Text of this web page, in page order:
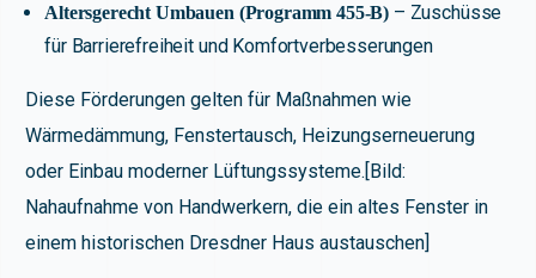
Altersgerecht Umbauen (Programm 455-B) – Zuschüsse
für Barrierefreiheit und Komfortverbesserungen
Diese Förderungen gelten für Maßnahmen wie
Wärmedämmung, Fenstertausch, Heizungserneuerung
oder Einbau moderner Lüftungssysteme.[Bild:
Nahaufnahme von Handwerkern, die ein altes Fenster in
einem historischen Dresdner Haus austauschen]